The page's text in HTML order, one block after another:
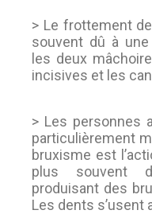
> Le frottement
souvent dû à
les deux
incisives et les
> Les personnes
particulièrement
bruxisme est
plus souvent
produisant des
Les dents s’usent